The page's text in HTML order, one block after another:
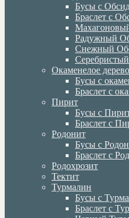
Бусы с
Браслет с
Радужный
Снежный
Окаменелое
Бусы с
Браслет с
Пирит
Бусы с
Браслет с
Родонит
Бусы с
Браслет с
Родохрозит
Тектит
Турмалин
Бусы с
Браслет с